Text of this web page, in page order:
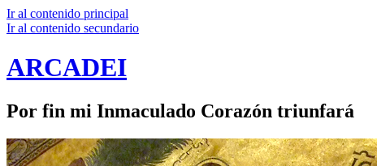
Ir al contenido principal
Ir al contenido secundario
ARCADEI
Por fin mi Inmaculado Corazón triunfará